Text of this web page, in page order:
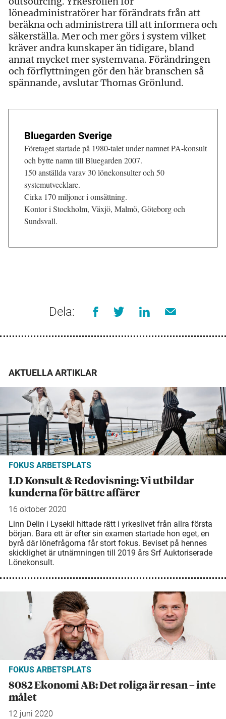
löneadministratörer har förändrats från att
beräkna och administrera till att informera och
säkerställa. Mer och mer görs i system vilket
kräver andra kunskaper än tidigare, bland
annat mycket mer systemvana. Förändringen
och förflyttningen gör den här branschen så
spännande, avslutar Thomas Grönlund.
Bluegarden Sverige
Företaget startade på 1980-talet under namnet PA-konsult
och bytte namn till Bluegarden 2007.
150 anställda varav 30 lönekonsulter och 50
systemutvecklare.
Cirka 170 miljoner i omsättning.
Kontor i Stockholm, Växjö, Malmö, Göteborg och
Sundsvall.
Dela:
AKTUELLA ARTIKLAR
FOKUS ARBETSPLATS
LD Konsult & Redovisning: Vi utbildar
kunderna för bättre affärer
16 oktober 2020
Linn Delin i Lysekil hittade rätt i yrkeslivet från allra första
början. Bara ett år efter sin examen startade hon eget, en
byrå där lönefrågorna får stort fokus. Beviset på hennes
skicklighet är utnämningen till 2019 års Srf Auktoriserade
Lönekonsult.
FOKUS ARBETSPLATS
8082 Ekonomi AB: Det roliga är resan – inte
målet
12 juni 2020